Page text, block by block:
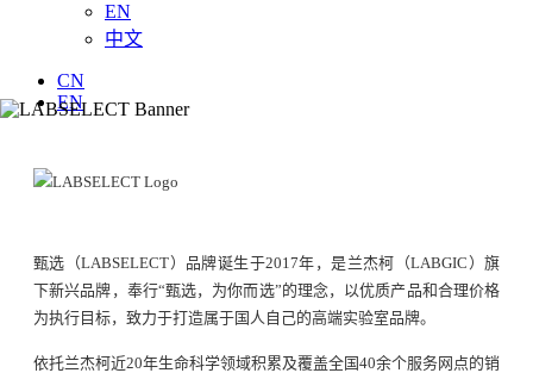
EN
中文
CN
EN
甄选（LABSELECT）品牌诞生于2017年，是兰杰柯（LABGIC）旗
下新兴品牌，奉行“甄选，为你而选”的理念，以优质产品和合理价格
为执行目标，致力于打造属于国人自己的高端实验室品牌。
依托兰杰柯近20年生命科学领域积累及覆盖全国40余个服务网点的销